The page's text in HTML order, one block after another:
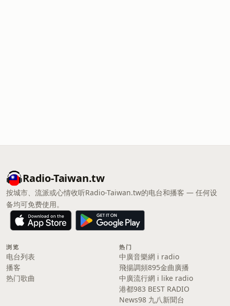
Radio-Taiwan.tw
按城市、流派或心情收听Radio-Taiwan.tw的电台和播客 — 任何设
备均可免费使用。
浏览
电台列表
播客
热门歌曲
热门
中廣音樂網 i radio
飛揚調頻895金曲廣播
中廣流行網 i like radio
港都983 BEST RADIO
News98 九八新聞台